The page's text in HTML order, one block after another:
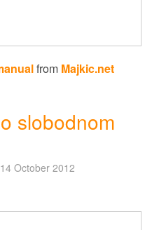
from Majkic.net
slobodnom
14 October 2012